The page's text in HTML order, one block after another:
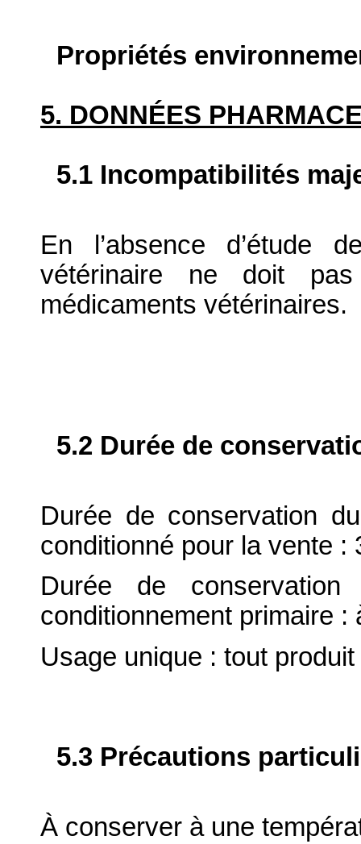
Propriétés
5. DONNÉES
5.1 Incompatibilités
En l’absence d’étude
vétérinaire ne doit
médicaments vétérinaires.
5.2 Durée de
Durée de conservation
conditionné pour la vente :
Durée de
conditionnement primaire :
Usage unique : tout
5.3 Précautions
À conserver à une